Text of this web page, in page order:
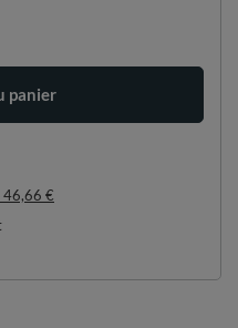
panier
46,66 €